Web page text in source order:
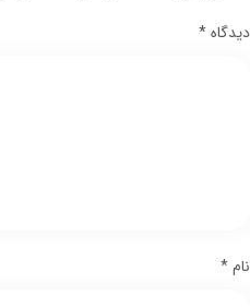
دیدگاه*
نام*